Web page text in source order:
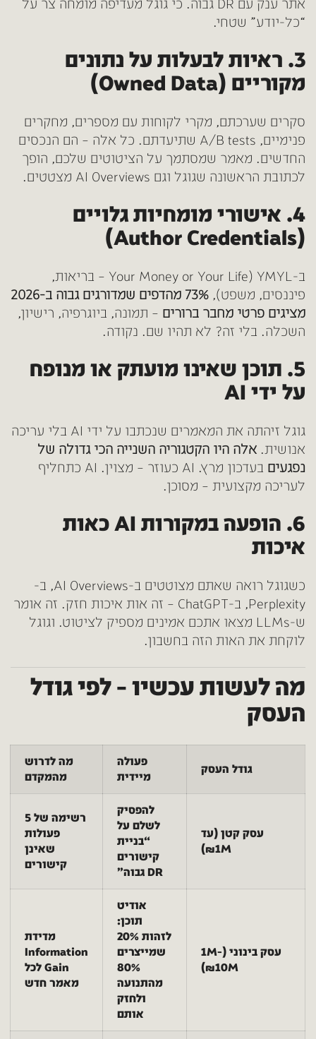
אתר ענק עם DR גבוה. כי גוגל מעדיפה מומחה צר על
“כל-יודע” שטחי.
3. ראיות לבעלות על נתונים
מקוריים (Owned Data)
סקרים שערכתם, מקרי לקוחות עם מספרים, מחקרים
פנימיים, A/B tests שתיעדתם. כל אלה – הם הנכסים
החדשים. מאמר שמסתמך על הציטוטים שלכם, הופך
לכתובת הראשונה שגוגל וגם AI Overviews מצטטים.
4. אישורי מומחיות גלויים
(Author Credentials)
ב-YMYL (Your Money or Your Life – בריאות,
פיננסים, משפט),
73% מהדפים שמדורגים גבוה ב-2026
מציגים פרטי מחבר ברורים – תמונה, ביוגרפיה, רישיון,
השכלה. בלי זה? לא תהיו שם. נקודה.
5. תוכן שאינו מועתק או מנופח
על ידי AI
גוגל זיהתה את המאמרים שנכתבו על ידי AI בלי עריכה
אנושית. אלה היו הקטגוריה השנייה הכי גדולה של
נפגעים
בעדכון מרץ. AI כעוזר – מצוין. AI כתחליף
לעריכה מקצועית – מסוכן.
6. הופעה במקורות AI כאות
איכות
כשגוגל רואה שאתם מצוטטים ב-AI Overviews, ב-
Perplexity, ב-ChatGPT – זה אות איכות חזק. זה אומר
ש-LLMs מצאו אתכם אמינים מספיק לציטוט. וגוגל
לוקחת את האות הזה בחשבון.
מה לעשות עכשיו – לפי גודל
העסק
גודל העסק
פעולה
מיידית
מה לדרוש
מהמקדם
עסק קטן (עד
1M₪)
להפסיק
לשלם על
“בניית
קישורים
DR גבוה”
רשימה של 5
פעולות
שאינן
קישורים
עסק בינוני (1M-
10M₪)
אודיט
תוכן:
לזהות 20%
שמייצרים
80%
מהתנועה
ולחזק
אותם
מדידת
Information
Gain לכל
מאמר חדש